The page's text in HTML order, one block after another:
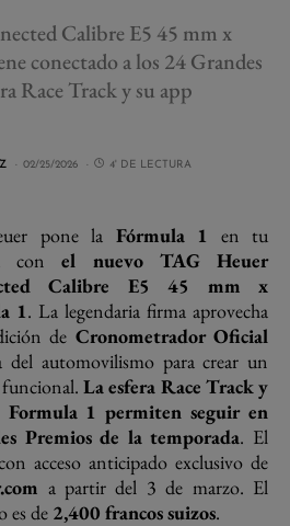
Calibre E5 45 mm x
conectado a los 24 Grandes
Race Track y su app
02/25/2026 4' DE LECTURA
pone la Fórmula 1 en tu
conel nuevo TAG Heuer
Calibre E5 45 mm x
1. La legendaria firma aprovecha
de Cronometrador Oficial
del automovilismo para crear un
La esfera Race Track y
1 permiten seguir en
Premios de la temporada. El
acceso anticipado exclusivo de
a partir del 3 de marzo. El
es de 2,400 francos suizos.